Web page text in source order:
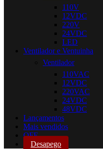
110V
12VDC
220V
24VDC
LED
Ventilador e Ventuinha
Ventilador
110VAC
12VDC
220VAC
24VDC
48VDC
Lançamentos
Mais vendidos
OFF
Desapego